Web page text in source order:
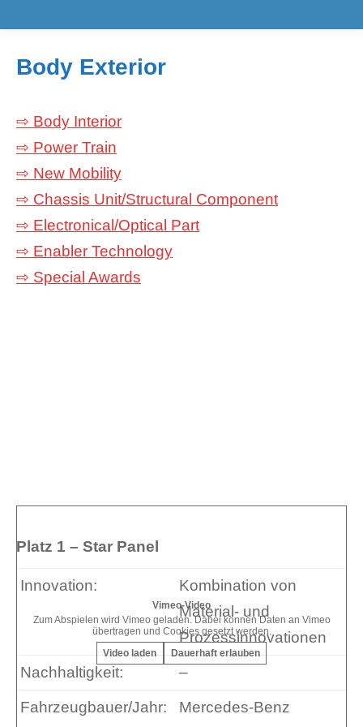
Body Exterior
⇨ Body Interior
⇨ Power Train
⇨ New Mobility
⇨ Chassis Unit/Structural Component
⇨ Electronical/Optical Part
⇨ Enabler Technology
⇨ Special Awards
Vimeo-Video
Zum Abspielen wird Vimeo geladen. Dabei können Daten an Vimeo
übertragen und Cookies gesetzt werden.
Video laden Dauerhaft erlauben
Platz 1 – Star Panel
Innovation:
Kombination von
Material- und
Prozessinnovationen
Nachhaltigkeit: –
Fahrzeugbauer/Jahr:
Mercedes-Benz